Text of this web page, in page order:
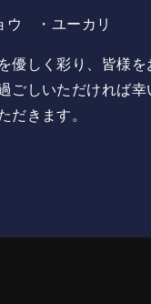
ウ ・ユーカリ
優しく彩り、皆様
ごしいただければ
だきます。